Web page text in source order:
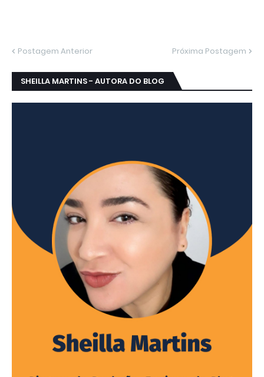
Postagem Anterior Próxima Postagem
SHEILLA MARTINS - AUTORA DO BLOG